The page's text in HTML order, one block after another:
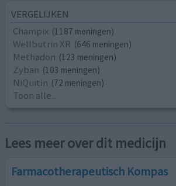
VERGELIJKEN
Champix (1187 meningen)
Wellbutrin XR (646 meningen)
Methadon (123 meningen)
Zyban (103 meningen)
NiQuitin (72 meningen)
Toon alle...
Lees meer over dit medicijn
Farmacotherapeutisch Kompas